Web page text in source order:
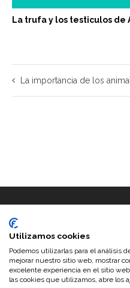
La trufa y los testiculos de
La importancia de los
©2026 Trufas del Senorio ·
Utilizamos cookies
Podemos utilizarlas para el análisis
mejorar nuestro sitio web, mostrar
excelente experiencia en el sitio
las cookies que utilizamos, abre los